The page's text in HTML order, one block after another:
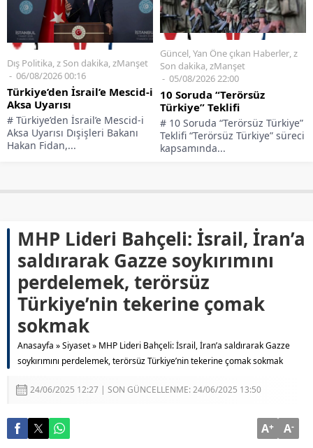
Dış Politika,z Son dakika,zManşet
06/08/2026 00:16
Türkiye’den İsrail’e Mescid-i
Aksa Uyarısı
# Türkiye’den İsrail’e Mescid-i
Aksa Uyarısı Dışişleri Bakanı
Hakan Fidan,...
Güncel,Yan Öne çıkan Haberler,z
Son dakika,zManşet
05/08/2026 22:00
10 Soruda “Terörsüz
Türkiye” Teklifi
# 10 Soruda “Terörsüz Türkiye”
Teklifi “Terörsüz Türkiye” süreci
kapsamında...
MHP Lideri Bahçeli: İsrail, İran’a
saldırarak Gazze soykırımını
perdelemek, terörsüz
Türkiye’nin tekerine çomak
sokmak
Anasayfa »Siyaset» MHP Lideri Bahçeli: İsrail, İran’a saldırarak Gazze
soykırımını perdelemek, terörsüz Türkiye’nin tekerine çomak sokmak
24/06/2025 12:27 | SON GÜNCELLENME: 24/06/2025 13:50
A+ A-